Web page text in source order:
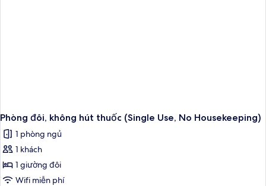
Phòng đôi, không hút thuốc (Single Use, No Housekeeping)
1 phòng ngủ
1 khách
1 giường đôi
Wifi miễn phí